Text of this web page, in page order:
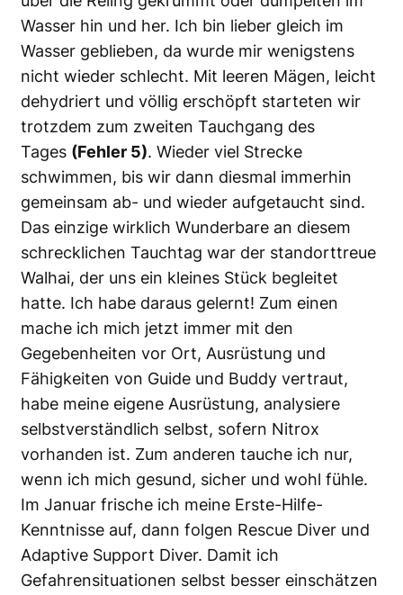
Wasser hin und her. Ich bin lieber gleich im
Wasser geblieben, da wurde mir wenigstens
nicht wieder schlecht. Mit leeren Mägen, leicht
dehydriert und völlig erschöpft starteten wir
trotzdem zum zweiten Tauchgang des
Tages (Fehler 5). Wieder viel Strecke
schwimmen, bis wir dann diesmal immerhin
gemeinsam ab- und wieder aufgetaucht sind.
Das einzige wirklich Wunderbare an diesem
schrecklichen Tauchtag war der standorttreue
Walhai, der uns ein kleines Stück begleitet
hatte. Ich habe daraus gelernt! Zum einen
mache ich mich jetzt immer mit den
Gegebenheiten vor Ort, Ausrüstung und
Fähigkeiten von Guide und Buddy vertraut,
habe meine eigene Ausrüstung, analysiere
selbstverständlich selbst, sofern Nitrox
vorhanden ist. Zum anderen tauche ich nur,
wenn ich mich gesund, sicher und wohl fühle.
Im Januar frische ich meine Erste-Hilfe-
Kenntnisse auf, dann folgen Rescue Diver und
Adaptive Support Diver. Damit ich
Gefahrensituationen selbst besser einschätzen